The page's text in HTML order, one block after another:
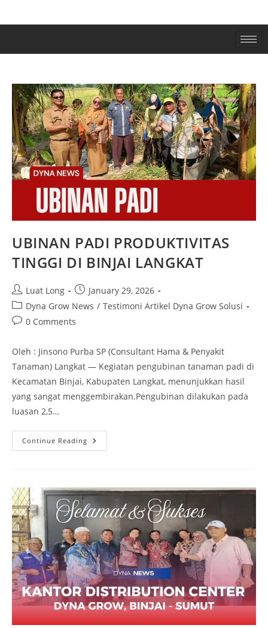
UBINAN PADI PRODUKTIVITAS
TINGGI DI BINJAI LANGKAT
Luat Long
January 29, 2026
Dyna Grow News / Testimoni Artikel Dyna Grow Solusi
0 Comments
Oleh : Jinsono Purba SP (Consultant Hama & Penyakit
Tanaman) Langkat — Kegiatan pengubinan tanaman padi di
Kecamatan Binjai, Kabupaten Langkat, menunjukkan hasil
yang sangat menggembirakan.Pengubinan dilakukan pada
luasan 2,5…
Continue Reading